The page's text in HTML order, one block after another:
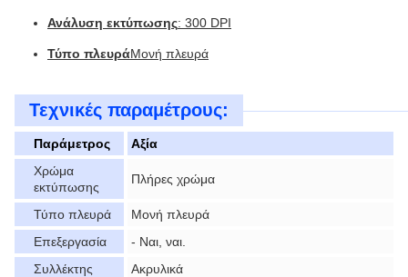
Ανάλυση εκτύπωσης: 300 DPI
Τύπο πλευράΜονή πλευρά
Τεχνικές παραμέτρους:
Παράμετρος
Αξία
Χρώμα
εκτύπωσης
Πλήρες χρώμα
Τύπο πλευρά
Μονή πλευρά
Επεξεργασία
- Ναι, ναι.
Συλλέκτης
Ακρυλικά